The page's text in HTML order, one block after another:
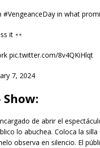
in what
it
pic.twitter.com/8v4QKiHlqt
7, 2024
Show:
de abrir el
lo abuchea. Coloca la
observa en silencio. El